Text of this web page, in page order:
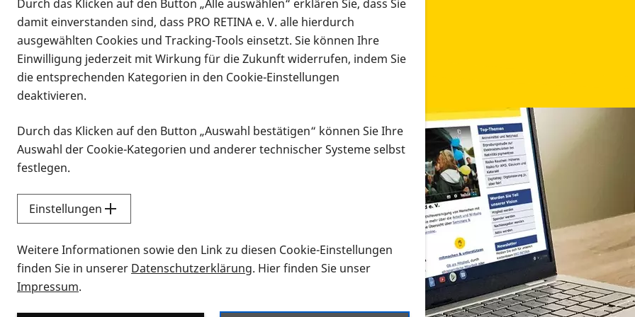
Infomaterial
Infomaterial
Vorlesen
Alle Infomaterialien in verschiedenen Formaten an
Sie möchten wissen, wie Sie nach Infonmaterial suchen und dieses bestellen bzw. herunterladen
Durch das Klicken auf den Button „Alle auswählen“ erklären Sie, dass Sie
damit einverstanden sind, dass PRO RETINA e. V. alle hierdurch
ausgewählten Cookies und Tracking-Tools einsetzt. Sie können Ihre
Einwilligung jederzeit mit Wirkung für die Zukunft widerrufen, indem Sie
die entsprechenden Kategorien in den Cookie-Einstellungen
deaktivieren.
Durch das Klicken auf den Button „Auswahl bestätigen“ können Sie Ihre
Auswahl der Cookie-Kategorien und anderer technischer Systeme selbst
festlegen.
Einstellungen
Weitere Informationen sowie den Link zu diesen Cookie-Einstellungen
finden Sie in unserer Datenschutzerklärung. Hier finden Sie unser
Impressum.